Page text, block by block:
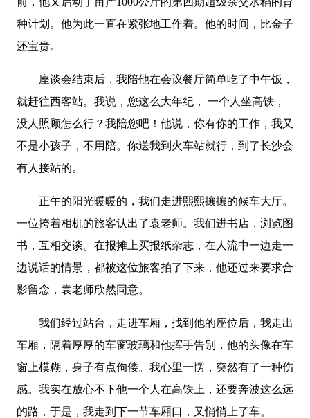
种计划。他为此一直在紧张地工作着。他的时间，比金子
还宝贵。
座谈会结束后，我陪他在会议餐厅简单吃了中午饭，
就赶往西客站。我说，您这么大年纪， 一个人坐高铁，
没人照顾怎么行？我陪您吧！他说，你有你的工作，我又
不是小孩子，不用陪。你送我到火车站就行，到了长沙会
有人接站的。
正午的阳光暖暖的，我们走进熙熙攘攘的候车大厅。
一位挎着相机的旅客认出了袁老师。我们进书店，浏览图
书，互相交谈。在报摊上买报纸杂志，在人流中一边走一
边说话的情景，都被这位旅客拍了下来，他还过来要求合
影留念，袁老师欣然同意。
我们经过站台，走进车厢，找到他的座位后，我走出
车厢，隔着厚厚的车窗玻璃和他挥手告别，他的头像在车
窗上模糊，身子有点佝偻。我心里一愣，突然有了一种伤
感。我实在放心不下他一个人在高铁上，还要奔波这么远
的路，于是，我走到下一节车厢口，又悄悄上了车。